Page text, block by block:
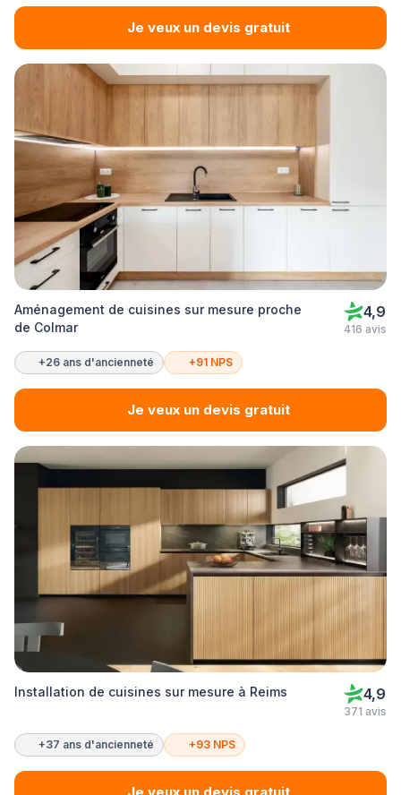
Je veux un devis gratuit
Aménagement de cuisines sur mesure proche
de Colmar
4,9
416 avis
+26 ans d'ancienneté +91 NPS
Je veux un devis gratuit
Installation de cuisines sur mesure à Reims 4,9
371 avis
+37 ans d'ancienneté +93 NPS